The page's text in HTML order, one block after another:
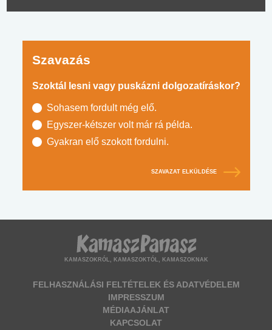
Szavazás
Szoktál lesni vagy puskázni dolgozatíráskor?
Sohasem fordult még elő.
Egyszer-kétszer volt már rá példa.
Gyakran elő szokott fordulni.
SZAVAZAT ELKÜLDÉSE
KAMASZOKRÓL, KAMASZOKTÓL, KAMASZOKNAK
FELHASZNÁLÁSI FELTÉTELEK ÉS ADATVÉDELEM
IMPRESSZUM
MÉDIAAJÁNLAT
KAPCSOLAT